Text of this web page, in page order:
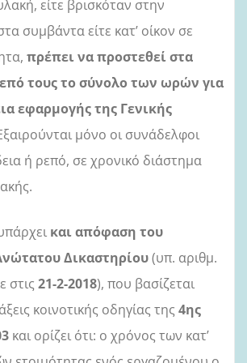
είτε βρισκόταν στην
συμβάντα είτε κατ’ οίκον σε
πρέπει να προστεθεί στα
τους το σύνολο των ωρών για
εφαρμογής της Γενικής
μόνο οι συνάδελφοι
ή ρεπό, σε χρονικό διάστημα
και απόφαση του
Δικαστηρίου(υπ. αριθμ.
στις 21-2-2018), που βασίζεται
κοινοτικής οδηγίας της 4ης
και ορίζει ότι: ο χρόνος των κατ’